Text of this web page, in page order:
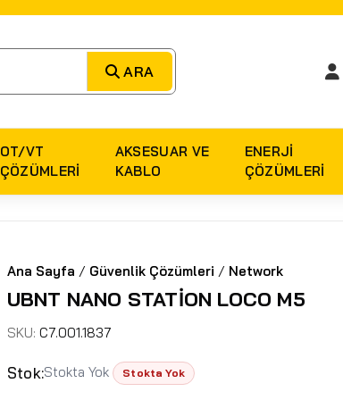
ARA
OT/VT
ÇÖZÜMLERI
AKSESUAR VE
KABLO
ENERJI
ÇÖZÜMLERI
Ana Sayfa / Güvenlik Çözümleri / Network
UBNT NANO STATİON LOCO M5
SKU: C7.001.1837
Stok:Stokta Yok Stokta Yok